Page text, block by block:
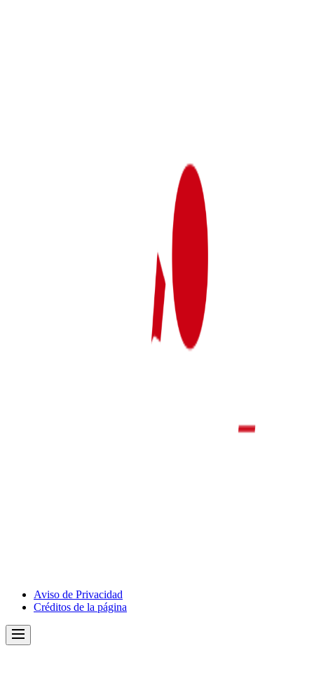
DeportivoAviso de Privacidad
Créditos de la página
Menu